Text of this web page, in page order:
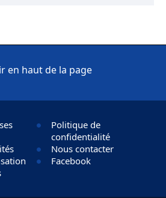
en haut de la page
Politique de
confidentialité
Nous contacter
Facebook